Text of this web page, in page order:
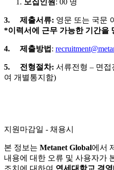
모집인원 : 00 명
3. 제출서류: 영문 또는 국문
*이력서에 근무 가능한 기간을
4. 제출방법 :
5. 전형절차: 서류전형 – 면
여 개별통지함)
지원마감일 - 채용시
본 정보는 Metanet Global에서
내용에 대한 오류 및 사용자가